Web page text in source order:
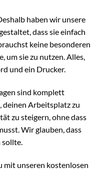
haben wir unsere
dass sie einfach
keine besonderen
um sie zu nutzen. Alles,
und ein Drucker.
sind komplett
Arbeitsplatz zu
zu steigern, ohne dass
Wir glauben, dass
sollte.
mit unseren kostenlosen